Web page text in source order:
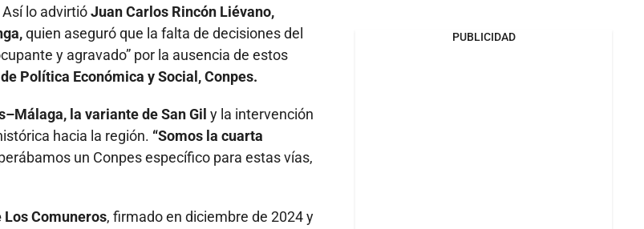
Así lo advirtióJuan Carlos Rincón Liévano,
quien aseguró que la falta de decisiones del
y agravado” por la ausencia de estos
Política Económica y Social, Conpes.
la variante de San Gil y la intervención
hacia la región. “Somos la cuarta
un Conpes específico para estas vías,
Los Comuneros, firmado en diciembre de 2024 y
PUBLICIDAD